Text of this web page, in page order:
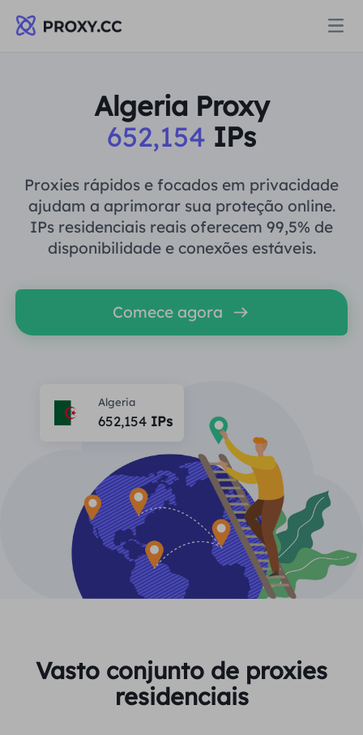
PROCURAÇÃO RESIDENCIAL
Proxy residencial estático
Proxy Residencial Ilimitado
Proxy ISP de longa duração
PROCURAÇÃO RESIDENCIAL
Procuração Residencial $0.8/GB
Proxy residencial estático $0.28/IP/Dia
Agente de data center estático
Proxy ISP de longa duração $1.4
Data for AI
POR CASO DE USO
Proteção da marca
Monitoramento de SEO
Verificação de anúncios
Raspagem e rastreamento da Web
Recursos
Programa de afiliados
Parceiros
FERRAMENTAS GRATUITAS
Verificador de proxy
LOCAIS
Estados Unidos
Aprender
Perguntas frequentes
Blogue
Guia do usuário
Mais integrações
中文
English
Deutsch
Indonesia
Aproveitar77% de descontoe aja agora!
Residencial $0/GB $0/dia ilimitado
Algeria Proxy
652,154 IPs
Proxies rápidos e focados em privacidade
ajudam a aprimorar sua proteção online.
IPs residenciais reais oferecem 99,5% de
disponibilidade e conexões estáveis.
Comece agora
Algeria
652,154IPs
Vasto conjunto de proxies
residenciais